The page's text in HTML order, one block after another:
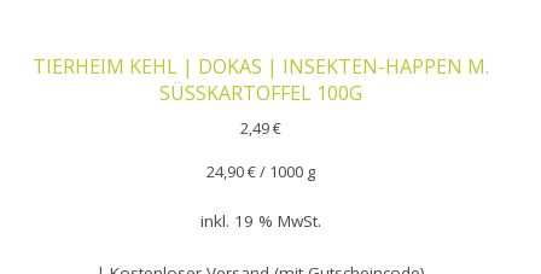
TIERHEIM KEHL | DOKAS | INSEKTEN-HAPPEN M.
SÜSSKARTOFFEL 100G
2,49€
24,90€/ 1000 g
inkl. 19 % MwSt.